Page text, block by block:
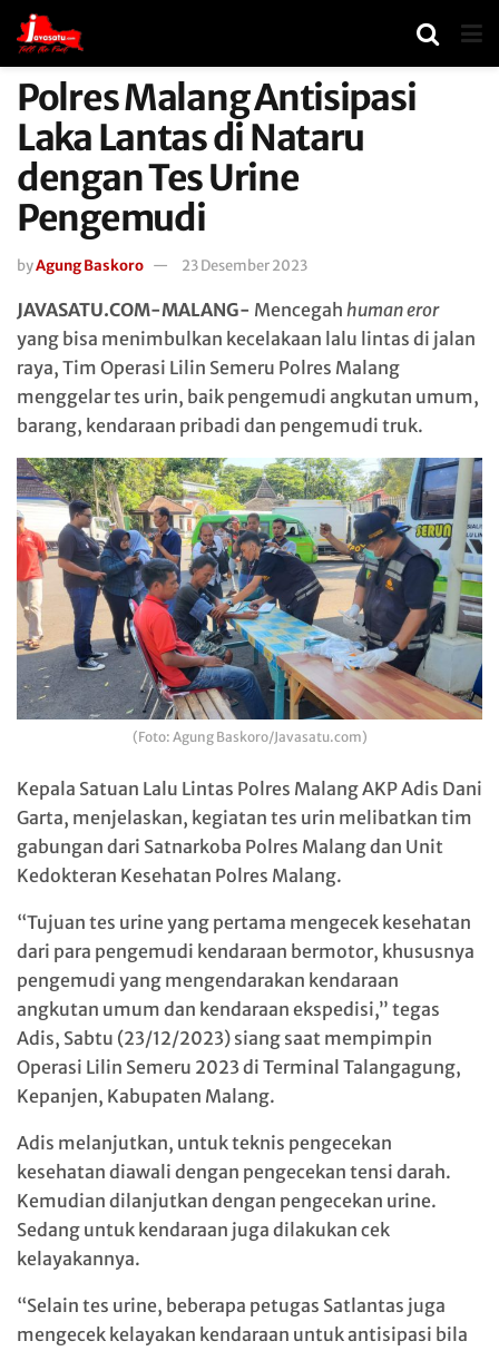
Polres Malang Antisipasi
Laka Lantas di Nataru
dengan Tes Urine
Pengemudi
byAgung Baskoro 23 Desember 2023
JAVASATU.COM-MALANG- Mencegah human eror
yang bisa menimbulkan kecelakaan lalu lintas di jalan
raya, Tim Operasi Lilin Semeru Polres Malang
menggelar tes urin, baik pengemudi angkutan umum,
barang, kendaraan pribadi dan pengemudi truk.
(Foto: Agung Baskoro/Javasatu.com)
Kepala Satuan Lalu Lintas Polres Malang AKP Adis Dani
Garta, menjelaskan, kegiatan tes urin melibatkan tim
gabungan dari Satnarkoba Polres Malang dan Unit
Kedokteran Kesehatan Polres Malang.
“Tujuan tes urine yang pertama mengecek kesehatan
dari para pengemudi kendaraan bermotor, khususnya
pengemudi yang mengendarakan kendaraan
angkutan umum dan kendaraan ekspedisi,” tegas
Adis, Sabtu (23/12/2023) siang saat mempimpin
Operasi Lilin Semeru 2023 di Terminal Talangagung,
Kepanjen, Kabupaten Malang.
Adis melanjutkan, untuk teknis pengecekan
kesehatan diawali dengan pengecekan tensi darah.
Kemudian dilanjutkan dengan pengecekan urine.
Sedang untuk kendaraan juga dilakukan cek
kelayakannya.
“Selain tes urine, beberapa petugas Satlantas juga
mengecek kelayakan kendaraan untuk antisipasi bila